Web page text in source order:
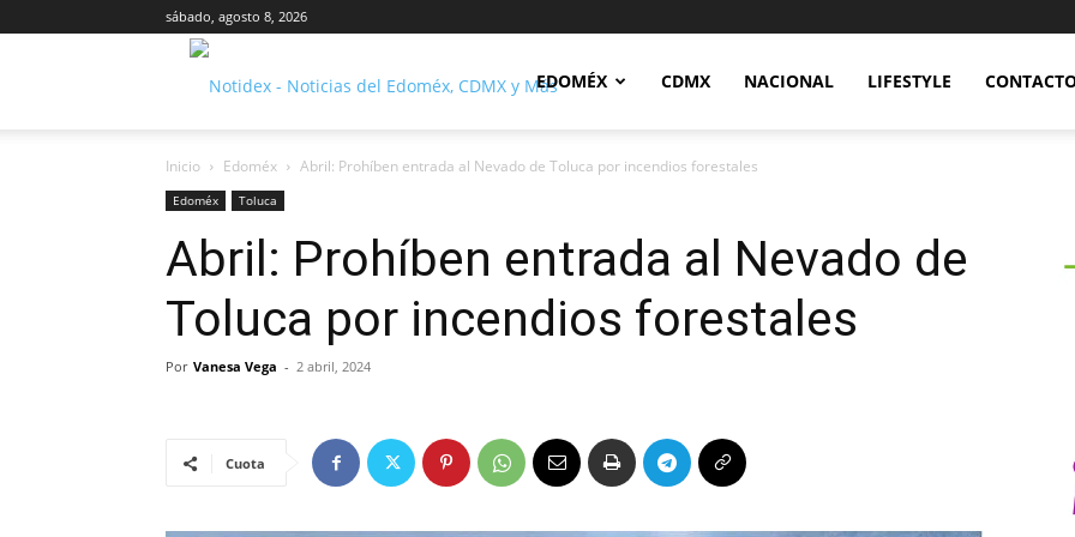
sábado, agosto 8, 2026
Notidex
EDOMÉX CDMX NACIONAL LIFESTYLE
Inicio Edoméx Abril: Prohíben entrada al Nevado de Toluca por incendios forestales
Edoméx Toluca
Abril: Prohíben entrada al Nevado de
Toluca por incendios forestales
Por Vanesa Vega - 2 abril, 2024
Cuota